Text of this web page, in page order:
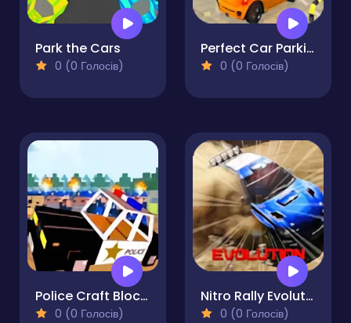
Park the Cars
0 (0 Голосів)
Perfect Car Parking
0 (0 Голосів)
Police Craft Block Car Race
0 (0 Голосів)
Nitro Rally Evolution
0 (0 Голосів)